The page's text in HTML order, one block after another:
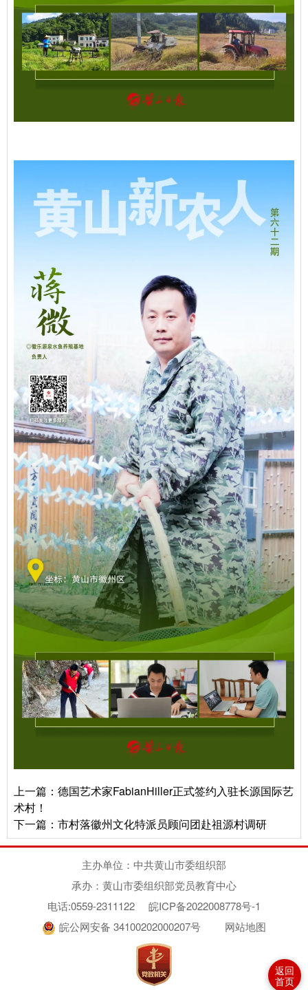
上一篇： 德国艺术家FabianHiller正式签约入驻长源国际艺
术村！
下一篇： 市村落徽州文化特派员顾问团赴祖源村调研
主办单位：中共黄山市委组织部
承办：黄山市委组织部党员教育中心
电话:0559-2311122
皖ICP备2022008778号-1
皖公网安备 34100202000207号
网站地图
返回
首页